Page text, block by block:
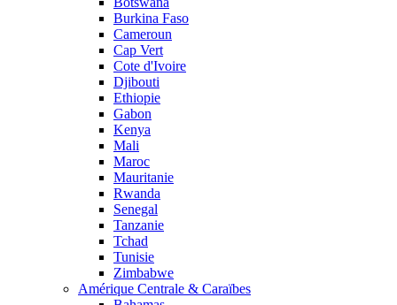
Burkina Faso
Cameroun
Cap Vert
Cote d'Ivoire
Djibouti
Ethiopie
Gabon
Kenya
Mali
Maroc
Mauritanie
Rwanda
Senegal
Tanzanie
Tchad
Tunisie
Zimbabwe
Amérique Centrale & Caraïbes